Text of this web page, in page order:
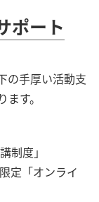
ポート
の手厚い活動支
す。
制度」
定「オンライ